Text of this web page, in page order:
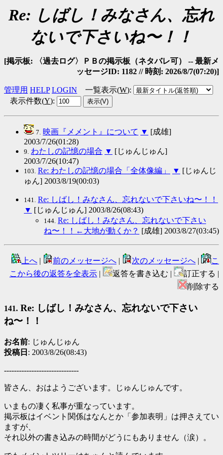
Re: しばし！みなさん、忘れ
ないで下さいね〜！！
[掲示板: 〈過去ログ〉ＰＢの掲示板（ネタバレ可） -- 最新メ
ッセージID: 1182 // 時刻: 2026/8/7(07:20)]
管理用 HELP LOGIN 一覧表示(W):
表示件数(Y):
7. 映画『メメント』について ▼ [成雄]
2003/7/26(01:28)
9. わたしの記憶の場合 ▼ [じゅんじゅん]
2003/7/26(10:47)
103. Re: わたしの記憶の場合「全体像編」 ▼ [じゅんじ
ゅん] 2003/8/19(00:03)
141.
Re: しばし！みなさん、忘れないで下さいね〜！！
▼ [じゅんじゅん] 2003/8/26(08:43)
144. Re: しばし！みなさん、忘れないで下さい
ね〜！！←大地が動くか？ [成雄] 2003/8/27(03:45)
上へ | 前のメッセージへ | 次のメッセージへ |
こ
こから後の返答を全表示 | 返答を書き込む |
訂正する |
削除する
141. Re: しばし！みなさん、忘れないで下さい
ね〜！！
お名前: じゅんじゅん
投稿日 : 2003/8/26(08:43)
------------------------------
皆さん、おはようございます。じゅんじゅんです。
いまもの凄く私事が重なっています。
掲示板はイベント関係はなんとか「参加表明」は押さえてい
ますが、
それ以外の書き込みの時間がどうにもありません（涙）。